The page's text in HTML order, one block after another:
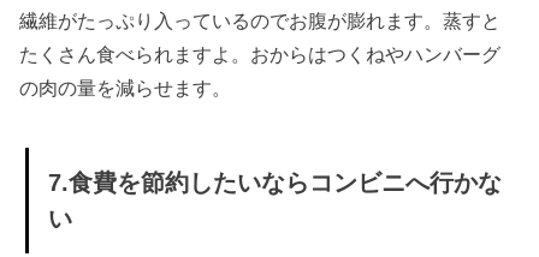
繊維がたっぷり入っているのでお腹が膨れます。蒸すと
たくさん食べられますよ。おからはつくねやハンバーグ
の肉の量を減らせます。
7.食費を節約したいならコンビニへ行かな
い